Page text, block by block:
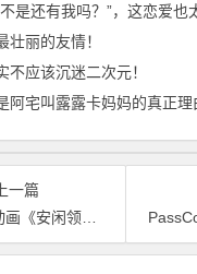
是还有我吗？”，这恋爱也
壮丽的友情！
不应该沉迷二次元！
阿宅叫露露卡妈妈的真正理
一篇
快领地防卫》演唱主题曲
PassCode在体育馆演